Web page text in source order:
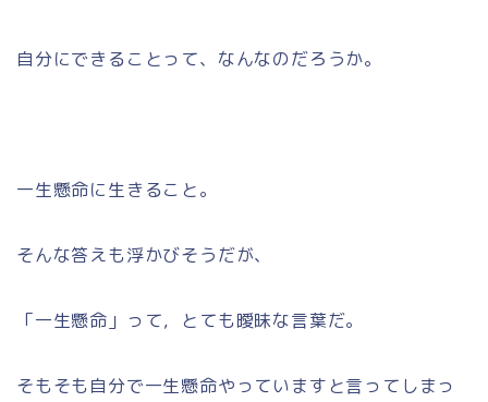
自分にできることって、なんなのだろうか。
一生懸命に生きること。
そんな答えも浮かびそうだが、
「一生懸命」って，とても曖昧な言葉だ。
そもそも自分で一生懸命やっていますと言ってしまっ